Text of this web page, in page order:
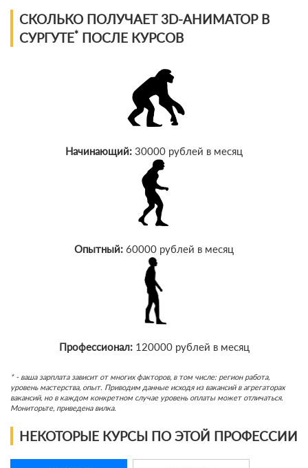
СКОЛЬКО ПОЛУЧАЕТ 3D-АНИМАТОР В
СУРГУТЕ* ПОСЛЕ КУРСОВ
Начинающий: 30000 рублей в месяц
Опытный: 60000 рублей в месяц
Профессионал:120000 рублей в месяц
* - ваша зарплата зависит от многих факторов, в том числе: регион работа,
уровень мастерства, опыт. Приводим данные исходя из вакансий в агрегаторах
вакансий, но в каждом конкретном случае уровень оплаты может отличаться.
Мониторьте, приведена вилка.
НЕКОТОРЫЕ КУРСЫ ПО ЭТОЙ ПРОФЕССИИ